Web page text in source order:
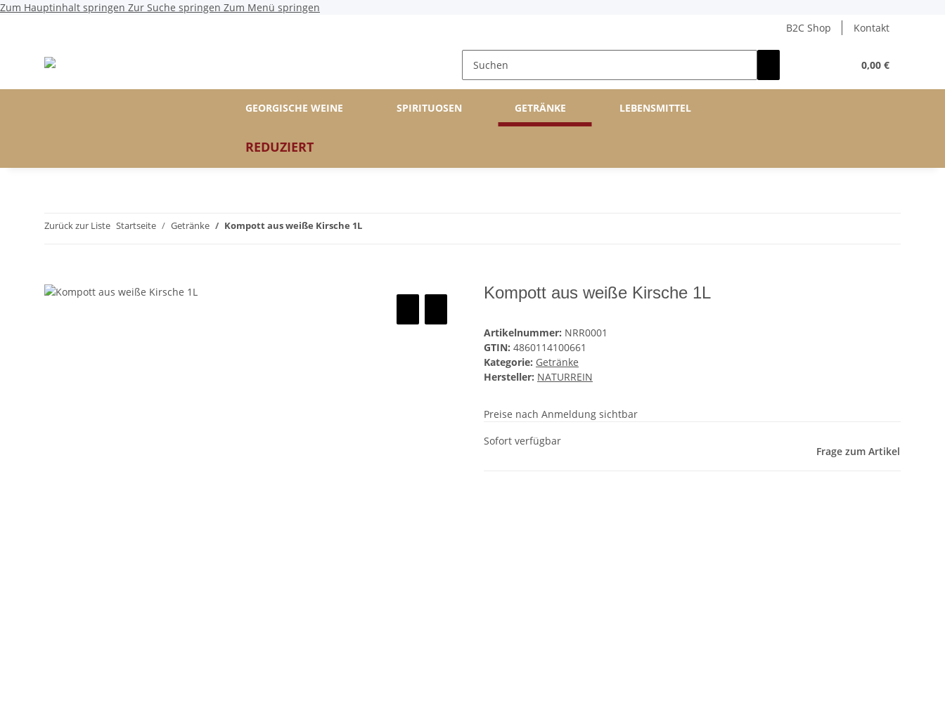
Zum Hauptinhalt springen Zur Suche springen Zum Menü springen
B2C Shop
Kontakt
0,00 €
GEORGISCHE WEINE SPIRITUOSEN GETRÄNKE LEBENSMITTEL
REDUZIERT
Zurück zur Liste Startseite Getränke Kompott aus weiße Kirsche 1L
Kompott aus weiße Kirsche 1L
Artikelnummer: NRR0001
GTIN: 4860114100661
Kategorie: Getränke
Hersteller: NATURREIN
Preise nach Anmeldung sichtbar
Sofort verfügbar
Frage zum Artikel